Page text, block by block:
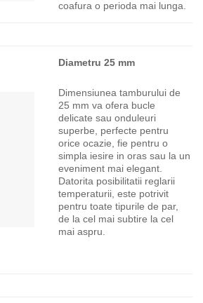
coafura o perioda mai lunga.
Diametru 25 mm
Dimensiunea tamburului de
25 mm va ofera bucle
delicate sau onduleuri
superbe, perfecte pentru
orice ocazie, fie pentru o
simpla iesire in oras sau la un
eveniment mai elegant.
Datorita posibilitatii reglarii
temperaturii, este potrivit
pentru toate tipurile de par,
de la cel mai subtire la cel
mai aspru.